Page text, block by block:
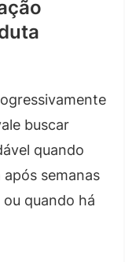
buscar
quando
semanas
quando há